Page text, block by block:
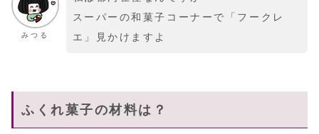
みつる
スーパーの和菓子コーナーで「フークレ
エ」見かけますよ
ふくれ菓子の材料は？